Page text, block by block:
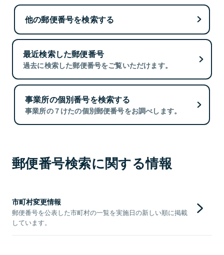
他の郵便番号を検索する
最近検索した郵便番号
過去に検索した郵便番号をご覧いただけます。
事業所の個別番号を検索する
事業所の７けたの個別郵便番号をお調べします。
郵便番号検索に関する情報
市町村変更情報
郵便番号を公表した市町村の一覧を実施日の新しい順に掲載
しています。